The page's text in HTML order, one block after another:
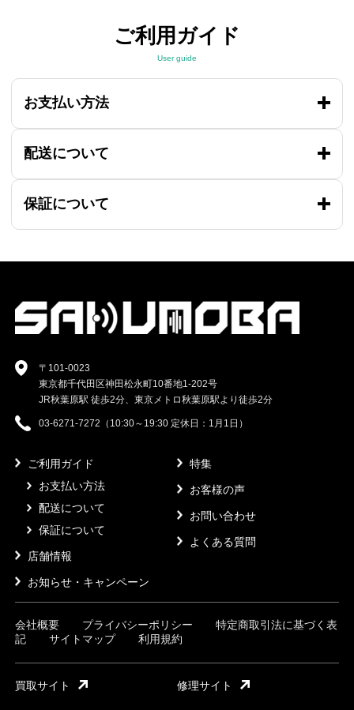
ご利用ガイド
User guide
お支払い方法
配送について
保証について
〒101-0023
東京都千代田区神田松永町10番地1-202号
JR秋葉原駅 徒歩2分、東京メトロ秋葉原駅より徒歩2分
03-6271-7272（10:30～19:30 定休日：1月1日）
ご利用ガイド
お支払い方法
配送について
保証について
店舗情報
お知らせ・キャンペーン
特集
お客様の声
お問い合わせ
よくある質問
会社概要 プライバシーポリシー
特定商取引法に基づく表
記
サイトマップ 利用規約
買取サイト 修理サイト